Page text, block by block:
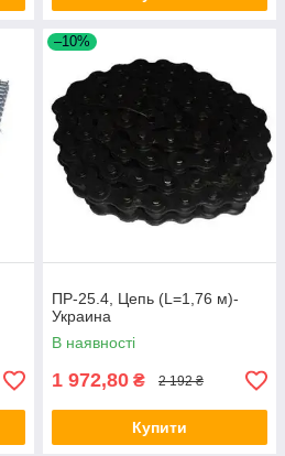
–10%
ПР-25.4, Цепь (L=1,76 м)-
Украина
В наявності
1 972,80 ₴ 2 192 ₴
Купити